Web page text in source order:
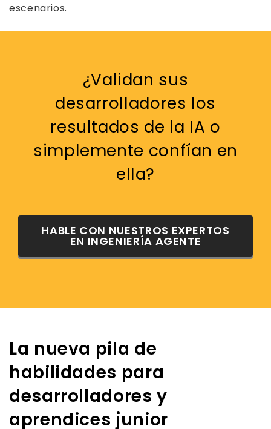
escenarios.
¿Validan sus
desarrolladores los
resultados de la IA o
simplemente confían en
ella?
HABLE CON NUESTROS EXPERTOS
EN INGENIERÍA AGENTE
La nueva pila de
habilidades para
desarrolladores y
aprendices junior